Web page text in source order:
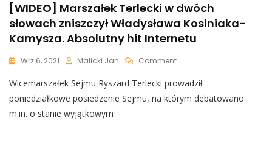
[WIDEO] Marszałek Terlecki w dwóch
słowach zniszczył Władysława Kosiniaka-
Kamysza. Absolutny hit Internetu
Wrz 6, 2021 Malicki Jan CommentOn
Marszałek
Terlecki
W
Wicemarszałek Sejmu Ryszard Terlecki prowadził
poniedziałkowe posiedzenie Sejmu, na którym debatowano
m.in. o stanie wyjątkowym